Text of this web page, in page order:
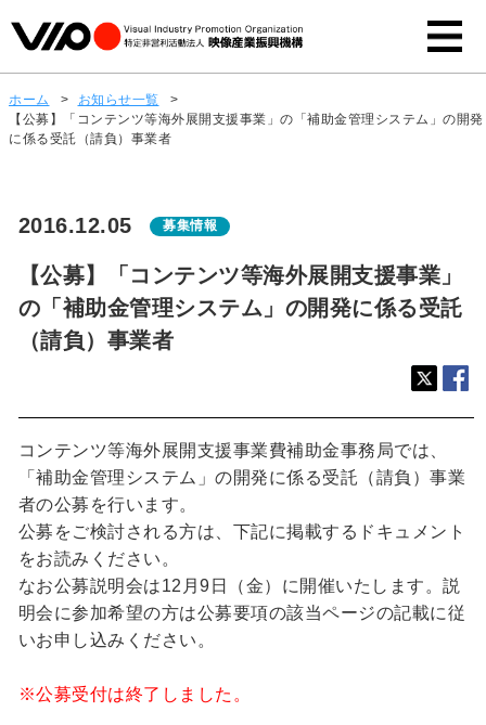
ホーム > お知らせ一覧
>
【公募】「コンテンツ等海外展開支援事業」の「補助金管理システム」の開発
に係る受託（請負）事業者
2016.12.05 募集情報
【公募】「コンテンツ等海外展開支援事業」
の「補助金管理システム」の開発に係る受託
（請負）事業者
コンテンツ等海外展開支援事業費補助金事務局では、
「補助金管理システム」の開発に係る受託（請負）事業
者の公募を行います。
公募をご検討される方は、下記に掲載するドキュメント
をお読みください。
なお公募説明会は12月9日（金）に開催いたします。説
明会に参加希望の方は公募要項の該当ページの記載に従
いお申し込みください。
※公募受付は終了しました。